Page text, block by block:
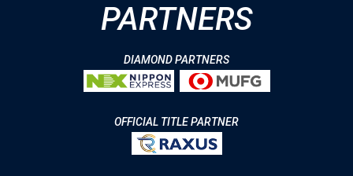
PARTNERS
DIAMOND PARTNERS
OFFICIAL TITLE PARTNER